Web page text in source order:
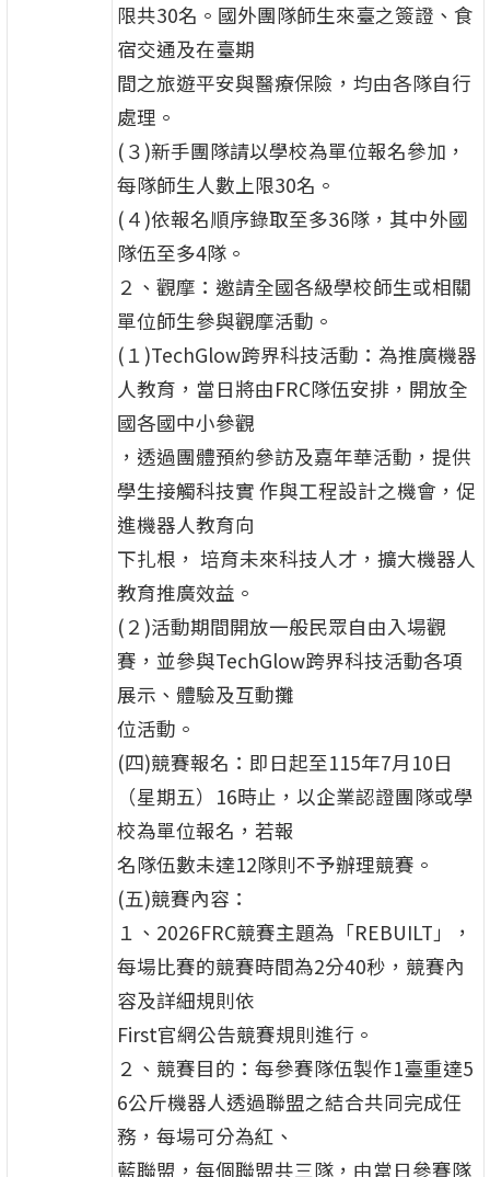
限共30名。國外團隊師生來臺之簽證、食
宿交通及在臺期
間之旅遊平安與醫療保險，均由各隊自行
處理。
(３)新手團隊請以學校為單位報名參加，
每隊師生人數上限30名。
(４)依報名順序錄取至多36隊，其中外國
隊伍至多4隊。
２、觀摩：邀請全國各級學校師生或相關
單位師生參與觀摩活動。
(１)TechGlow跨界科技活動：為推廣機器
人教育，當日將由FRC隊伍安排，開放全
國各國中小參觀
，透過團體預約參訪及嘉年華活動，提供
學生接觸科技實 作與工程設計之機會，促
進機器人教育向
下扎根， 培育未來科技人才，擴大機器人
教育推廣效益。
(２)活動期間開放一般民眾自由入場觀
賽，並參與TechGlow跨界科技活動各項
展示、體驗及互動攤
位活動。
(四)競賽報名：即日起至115年7月10日
（星期五）16時止，以企業認證團隊或學
校為單位報名，若報
名隊伍數未達12隊則不予辦理競賽。
(五)競賽內容：
１、2026FRC競賽主題為「REBUILT」，
每場比賽的競賽時間為2分40秒，競賽內
容及詳細規則依
First官網公告競賽規則進行。
２、競賽目的：每參賽隊伍製作1臺重達5
6公斤機器人透過聯盟之結合共同完成任
務，每場可分為紅、
藍聯盟，每個聯盟共三隊，由當日參賽隊